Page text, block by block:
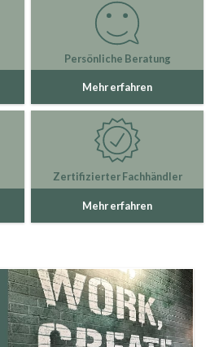
Persönliche Beratung
Mehr erfahren
Zertifizierter Fachhändler
Mehr erfahren